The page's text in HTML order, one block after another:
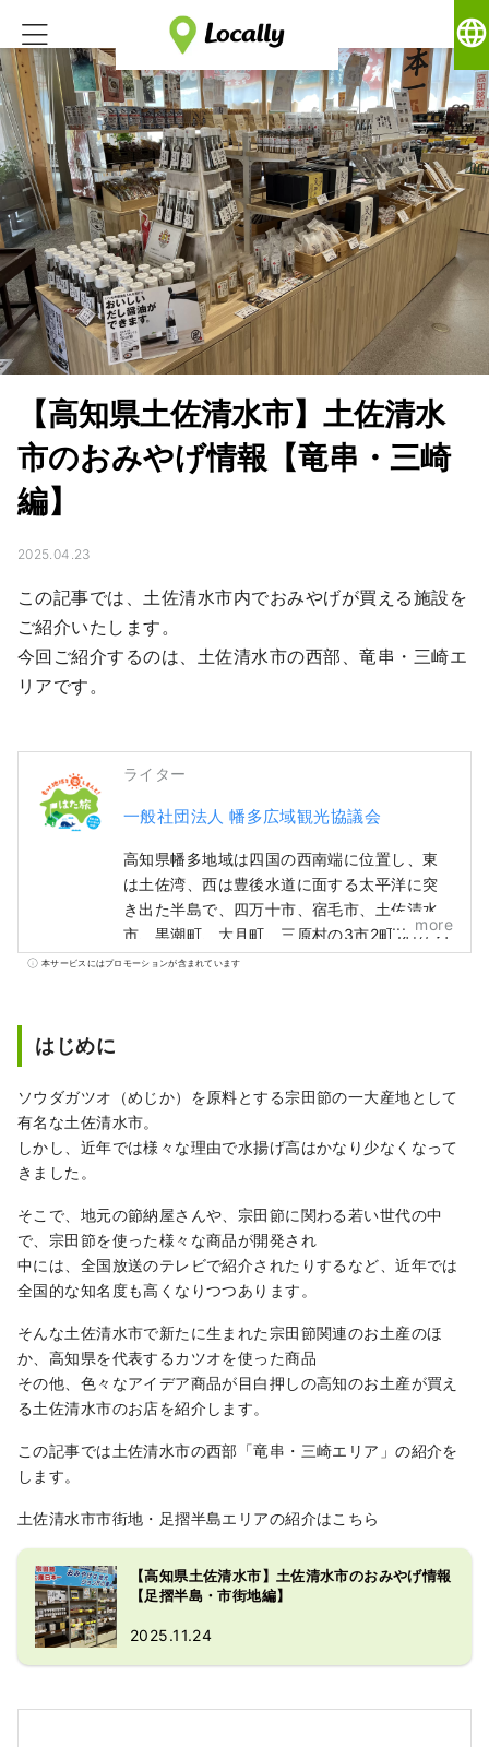
language
【高知県土佐清水市】土佐清水
市のおみやげ情報【竜串・三崎
編】
2025.04.23
この記事では、土佐清水市内でおみやげが買える施設を
ご紹介いたします。
今回ご紹介するのは、土佐清水市の西部、竜串・三崎エ
リアです。
ライター
一般社団法人 幡多広域観光協議会
高知県幡多地域は四国の西南端に位置し、東
は土佐湾、西は豊後水道に面する太平洋に突
き出た半島で、四万十市、宿毛市、土佐清水
市、黒潮町、大月町、三原村の3市2町1村から
構成されています。 全国的に有名な四万十川
more
本サービスにはプロモーションが含まれています
はじめに
ソウダガツオ（めじか）を原料とする宗田節の一大産地として
有名な土佐清水市。
しかし、近年では様々な理由で水揚げ高はかなり少なくなって
きました。
そこで、地元の節納屋さんや、宗田節に関わる若い世代の中
で、宗田節を使った様々な商品が開発され
中には、全国放送のテレビで紹介されたりするなど、近年では
全国的な知名度も高くなりつつあります。
そんな土佐清水市で新たに生まれた宗田節関連のお土産のほ
か、高知県を代表するカツオを使った商品
その他、色々なアイデア商品が目白押しの高知のお土産が買え
る土佐清水市のお店を紹介します。
この記事では土佐清水市の西部「竜串・三崎エリア」の紹介を
します。
土佐清水市市街地・足摺半島エリアの紹介はこちら
【高知県土佐清水市】土佐清水市のおみやげ情報
【足摺半島・市街地編】
2025.11.24